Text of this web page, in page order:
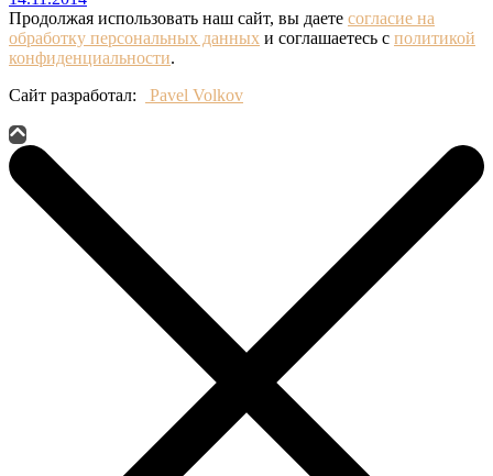
Продолжая использовать наш сайт, вы даете согласие на
обработку персональных данных и соглашаетесь с политикой
конфиденциальности.
Сайт разработал:
Pavel Volkov